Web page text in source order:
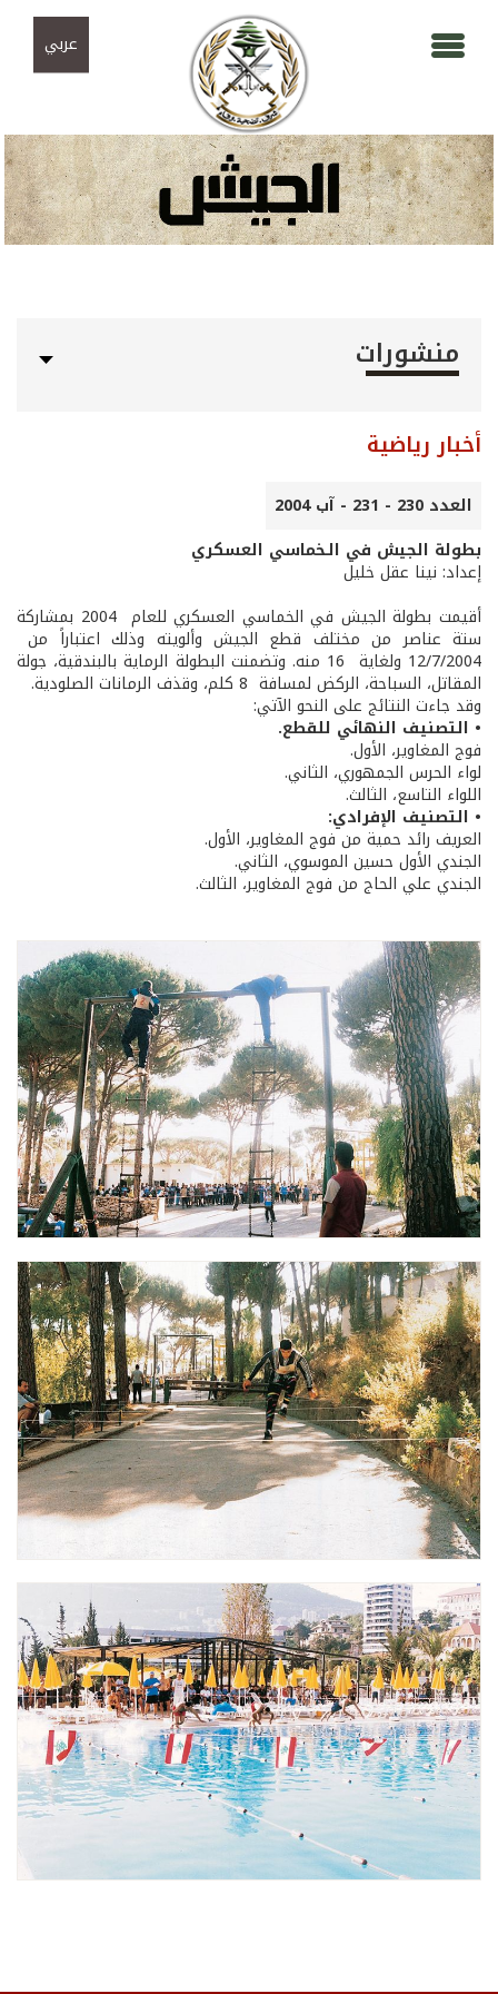
عربي
منشورات
أخبار رياضية
العدد 230 - 231 - آب 2004
بطولة الجيش في الـخماسي العسكري
إعداد: نينا عقل خليل
أقيمت بطولة الجيش في الخماسي العسكري للعام 2004 بمشاركة
ستة عناصر من مختلف قطع الجيش وألويته وذلك اعتباراً من
12/7/2004 ولغاية 16 منه. وتضمنت البطولة الرماية بالبندقية، جولة
المقاتل، السباحة، الركض لمسافة 8 كلم، وقذف الرمانات الصلودية.
وقد جاءت النتائج على النحو الآتي:
• التصنيف النهائي للقطع.
فوج المغاوير، الأول.
لواء الحرس الجمهوري، الثاني.
اللواء التاسع، الثالث.
• التصنيف الإفرادي:
العريف رائد حمية من فوج المغاوير، الأول.
الجندي الأول حسين الموسوي، الثاني.
الجندي علي الحاج من فوج المغاوير، الثالث.